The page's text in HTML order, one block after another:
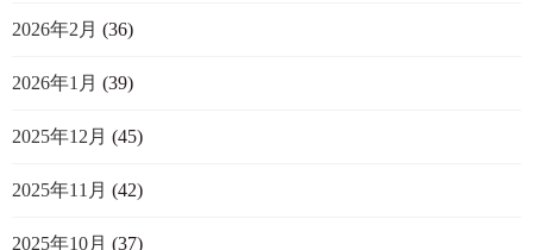
2026年2月 (36)
2026年1月 (39)
2025年12月 (45)
2025年11月 (42)
2025年10月 (37)